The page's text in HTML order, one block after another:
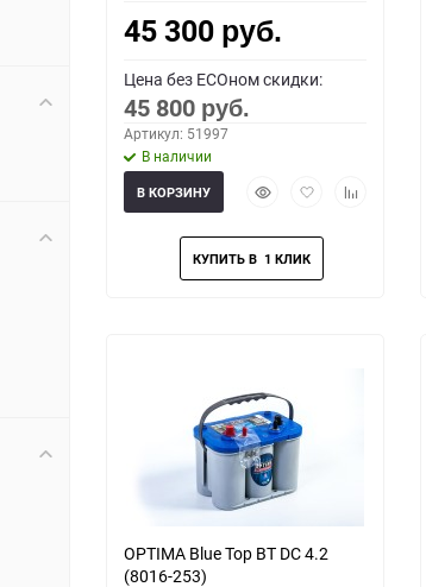
45 300 руб.
Цена без ECOном скидки:
45 800 руб.
Артикул: 51997
В наличии
БыстрыйДобавить
избранное
Добавить
В КОРЗИНУ
OPTIMA Blue Top BT DC 4.2
(8016-253)